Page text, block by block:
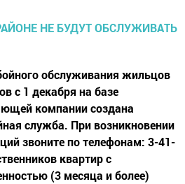
обслуживания жильцов
с 1 декабря на базе
компании создана
служба. При возникновении
звоните по телефонам: 3-41-
квартир с
(3 месяца и более)